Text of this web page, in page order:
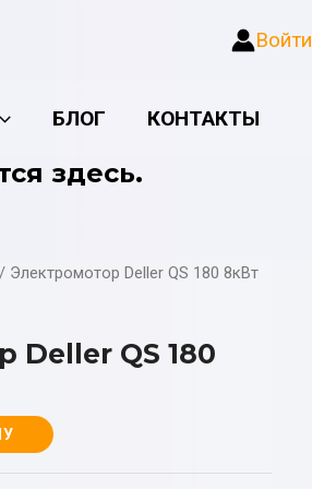
Войти
БЛОГ КОНТАКТЫ
здесь.
Электромотор Deller QS 180 8кВт
Deller QS 180